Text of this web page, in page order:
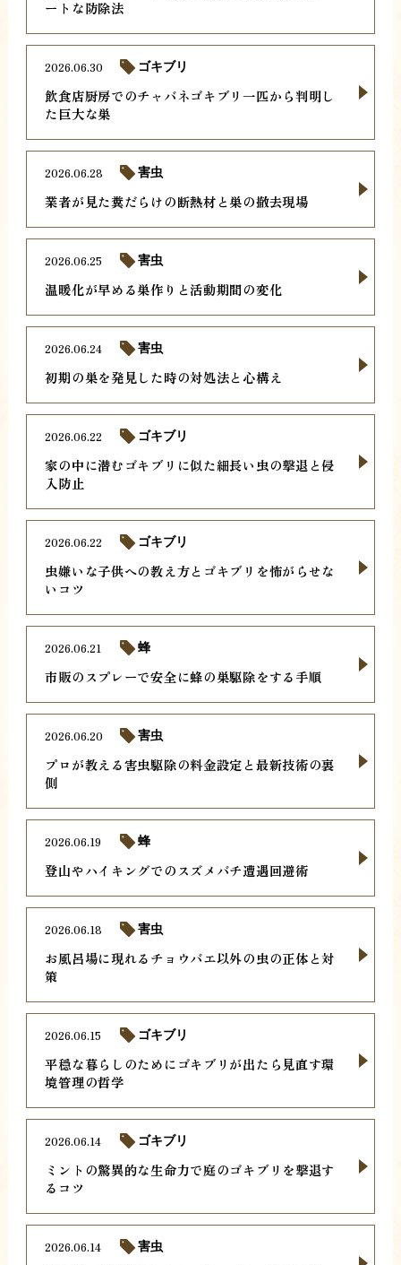
ートな防除法
飲食店厨房でのチャバネゴキブリ一匹から判明し
た巨大な巣
2026.06.30 ゴキブリ
業者が見た糞だらけの断熱材と巣の撤去現場
2026.06.28 害虫
温暖化が早める巣作りと活動期間の変化
2026.06.25 害虫
初期の巣を発見した時の対処法と心構え
2026.06.24 害虫
家の中に潜むゴキブリに似た細長い虫の撃退と侵
入防止
2026.06.22 ゴキブリ
虫嫌いな子供への教え方とゴキブリを怖がらせな
いコツ
2026.06.22 ゴキブリ
市販のスプレーで安全に蜂の巣駆除をする手順
2026.06.21 蜂
プロが教える害虫駆除の料金設定と最新技術の裏
側
2026.06.20 害虫
登山やハイキングでのスズメバチ遭遇回避術
2026.06.19 蜂
お風呂場に現れるチョウバエ以外の虫の正体と対
策
2026.06.18 害虫
平穏な暮らしのためにゴキブリが出たら見直す環
境管理の哲学
2026.06.15 ゴキブリ
ミントの驚異的な生命力で庭のゴキブリを撃退す
るコツ
2026.06.14 ゴキブリ
2026.06.14 害虫